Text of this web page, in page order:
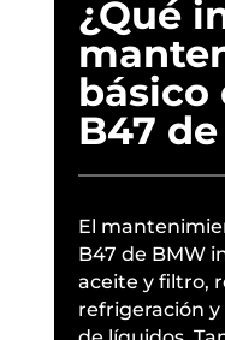
¿Qué
básico
B47
El
B47 de BMW
aceite y filtro,
refrigeración